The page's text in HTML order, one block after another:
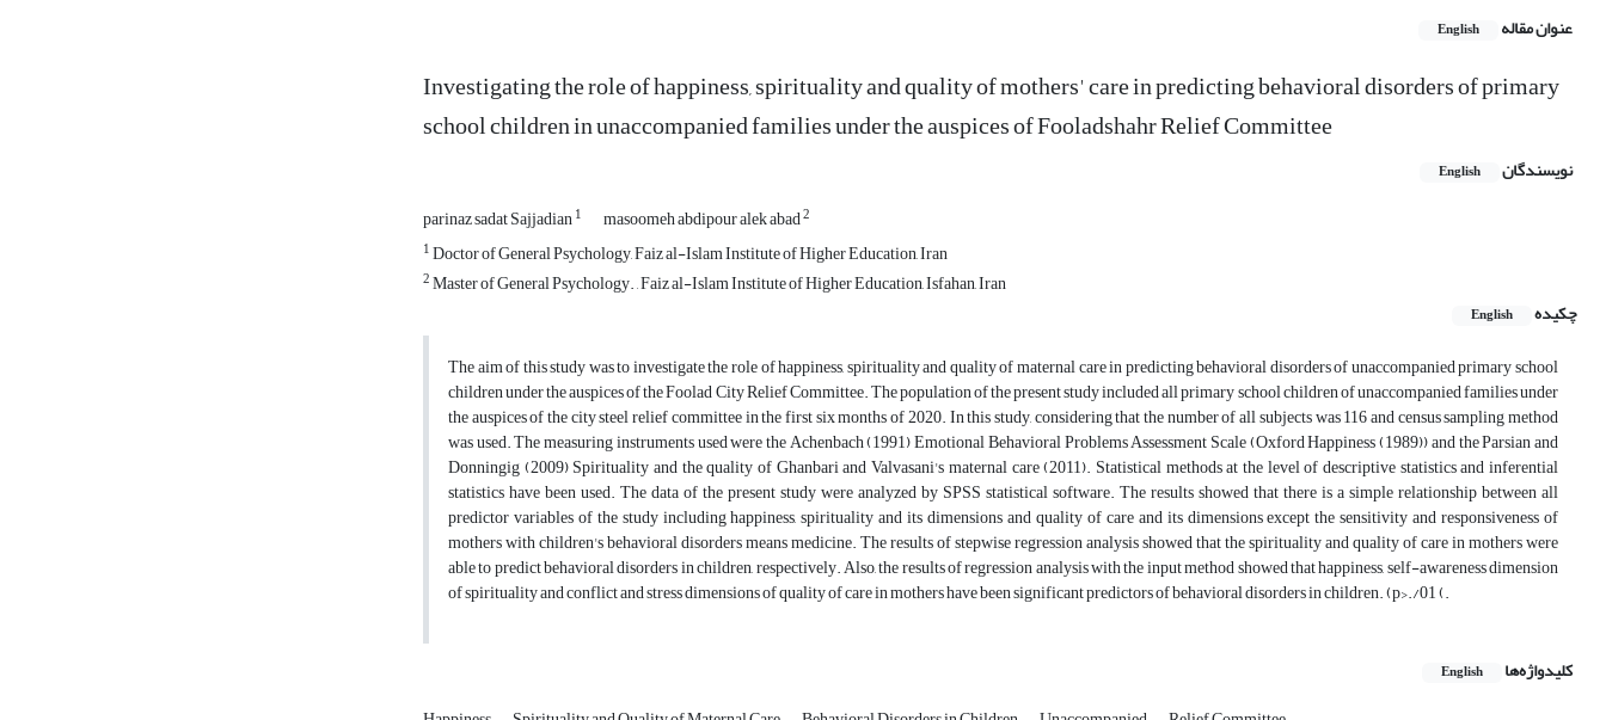
عنوان مقاله English
Investigating the role of happiness, spirituality and quality of mothers' care in predicting behavioral disorders of primary
school children in unaccompanied families under the auspices of Fooladshahr Relief Committee
نویسندگان English
parinaz sadat Sajjadian1 masoomeh abdipour alek abad2
1Doctor of General Psychology, Faiz al-Islam Institute of Higher Education, Iran
2Master of General Psychology. , Faiz al-Islam Institute of Higher Education, Isfahan, Iran
چکیده
English
The aim of this study was to investigate the role of happiness, spirituality and quality of maternal care in predicting behavioral disorders of unaccompanied primary school
children under the auspices of the Foolad City Relief Committee. The population of the present study included all primary school children of unaccompanied families under
the auspices of the city steel relief committee in the first six months of 2020. In this study, considering that the number of all subjects was 116 and census sampling method
was used. The measuring instruments used were the Achenbach (1991) Emotional Behavioral Problems Assessment Scale (Oxford Happiness (1989)) and the Parsian and
Donningig (2009) Spirituality and the quality of Ghanbari and Valvasani's maternal care (2011). Statistical methods at the level of descriptive statistics and inferential
statistics have been used. The data of the present study were analyzed by SPSS statistical software. The results showed that there is a simple relationship between all
predictor variables of the study including happiness, spirituality and its dimensions and quality of care and its dimensions except the sensitivity and responsiveness of
mothers with children's behavioral disorders means medicine. The results of stepwise regression analysis showed that the spirituality and quality of care in mothers were
able to predict behavioral disorders in children, respectively. Also, the results of regression analysis with the input method showed that happiness, self-awareness dimension
of spirituality and conflict and stress dimensions of quality of care in mothers have been significant predictors of behavioral disorders in children. (p>./01 (.
کلیدواژه‌ها English